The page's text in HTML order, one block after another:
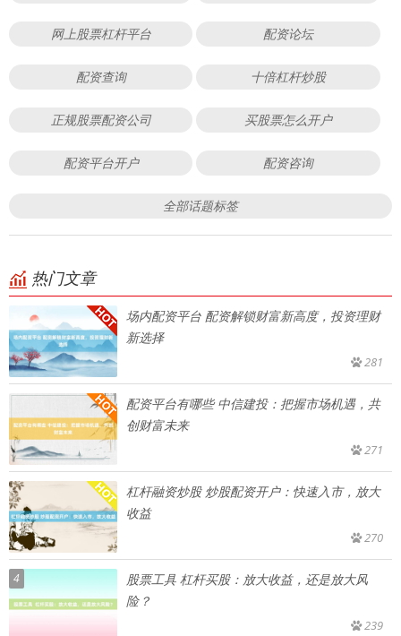
网上股票杠杆平台 配资论坛
配资查询 十倍杠杆炒股
正规股票配资公司 买股票怎么开户
配资平台开户 配资咨询
全部话题标签
热门文章
场内配资平台 配资解锁财富新高度，投资理财
新选择
281
配资平台有哪些 中信建投：把握市场机遇，共
创财富未来
271
杠杆融资炒股 炒股配资开户：快速入市，放大
收益
270
4
股票工具 杠杆买股：放大收益，还是放大风
险？
239